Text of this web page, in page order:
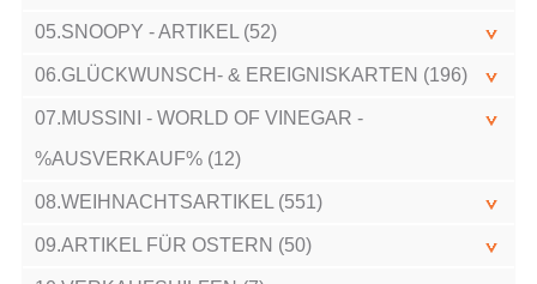
05.SNOOPY - ARTIKEL (52)
06.GLÜCKWUNSCH- & EREIGNISKARTEN (196)
07.MUSSINI - WORLD OF VINEGAR -
%AUSVERKAUF% (12)
08.WEIHNACHTSARTIKEL (551)
09.ARTIKEL FÜR OSTERN (50)